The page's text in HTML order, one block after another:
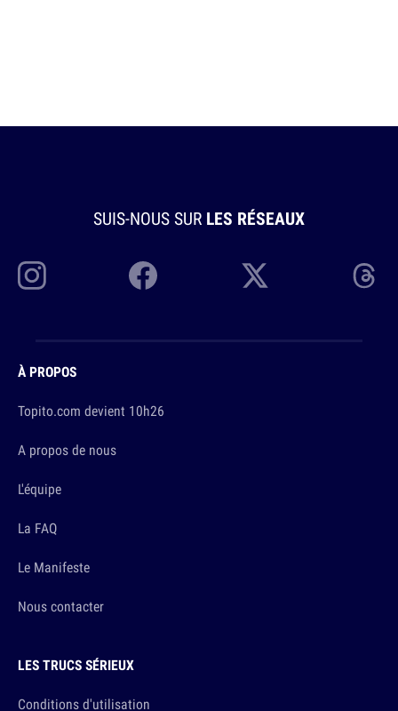
SUIS-NOUS SUR LES RÉSEAUX
À PROPOS
Topito.com devient 10h26
A propos de nous
L'équipe
La FAQ
Le Manifeste
Nous contacter
LES TRUCS SÉRIEUX
Conditions d'utilisation